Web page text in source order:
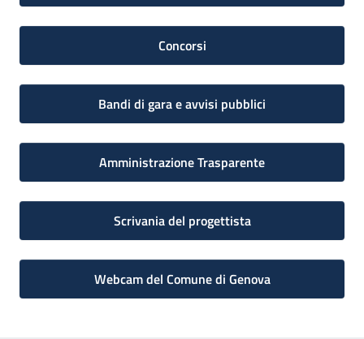
Concorsi
Bandi di gara e avvisi pubblici
Amministrazione Trasparente
Scrivania del progettista
Webcam del Comune di Genova